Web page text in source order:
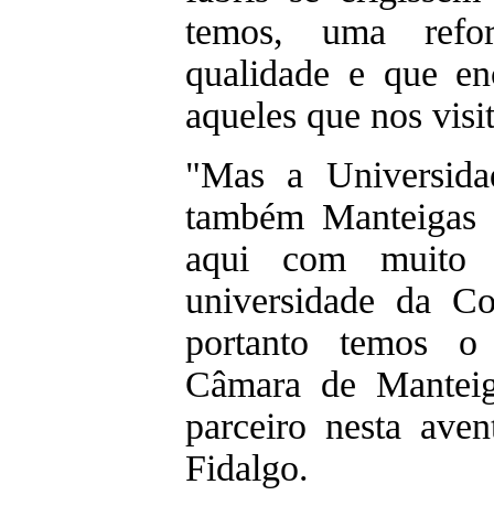
temos, uma
qualidade e que
aqueles que nos
"Mas a
também
aqui com muito
universidade da
portanto temos o
Câmara de
parceiro nesta
Fidalgo.